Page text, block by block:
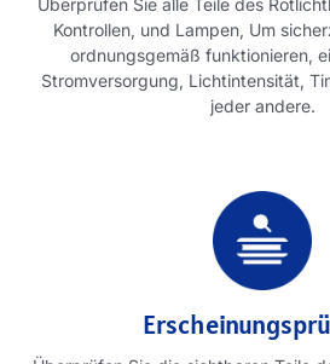
Kontrollen, und Lampen, Um
ordnungsgemäß funktionieren,
Stromversorgung, Lichtintensität,
jeder andere.